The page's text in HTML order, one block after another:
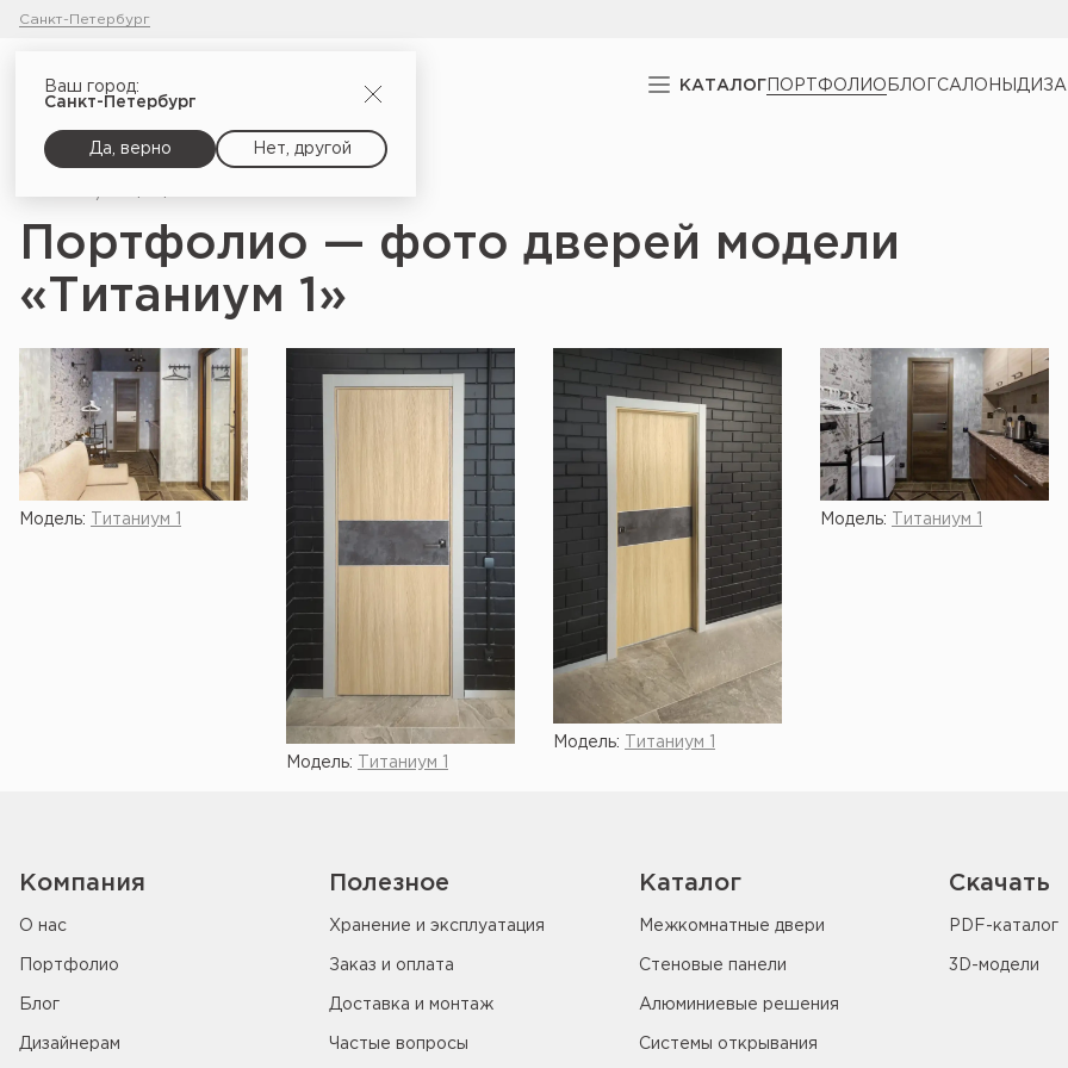
Санкт-Петербург
КАТАЛОГ ПОРТФОЛИО БЛОГСАЛОНЫ
Ваш город:
Санкт-Петербург
Да, верно Нет, другой
Портфолио — фото дверей модели
«Титаниум 1»
Модель: Титаниум 1
Модель: Титаниум 1
Модель: Титаниум 1
Модель: Титаниум 1
Компания
О нас
Портфолио
Блог
Дизайнерам
Полезное
Хранение и эксплуатация
Заказ и оплата
Доставка и монтаж
Частые вопросы
Каталог
Межкомнатные двери
Стеновые панели
Алюминиевые решения
Системы открывания
Скачать
PDF-каталог
3D-модели